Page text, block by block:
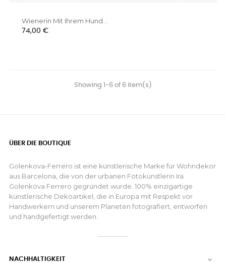
Wienerin Mit Ihrem Hund...
Preis
74,00 €
Showing 1-6 of 6 item(s)
ÜBER DIE BOUTIQUE
Golenkova-Ferrero ist eine künstlerische Marke für Wohndekor
aus Barcelona, die von der urbanen Fotokünstlerin Ira
Golenkova Ferrero gegründet wurde. 100% einzigartige
künstlerische Dekoartikel, die in Europa mit Respekt vor
Handwerkern und unserem Planeten fotografiert, entworfen
und handgefertigt werden.
NACHHALTIGKEIT 